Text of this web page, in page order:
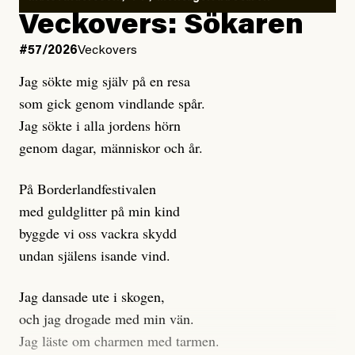
Kuhn och Sassarinis-McGowan hävdar att
Dagens ETC arbetar med ”opålitliga källor” för att
klickbete är inte intressant för Dagens ETC.
Journalistiken är låst. En klatschig men korrekt rubrik
gör förhoppningsvis att en nyfiken beställer
prenumeration, men den avslutas sekunder senare om
dessa granskningar på olika källor, alltifrån domar till
en mängd intervjupersoner, inklusive generös
möjlighet att bemöta för såväl personen vars motiv att
engagera sig i Palestinarörelsen ifrågasätts som de
grupper där Säpo-resursen samlade in uppgifter.
Researchen är grundlig.
Veckovers: Sökaren
#57/2026Veckovers
Jag sökte mig själv på en resa
som gick genom vindlande spår.
Jag sökte i alla jordens hörn
genom dagar, människor och år.
På Borderlandfestivalen
med guldglitter på min kind
byggde vi oss vackra skydd
undan själens isande vind.
Jag dansade ute i skogen,
och jag drogade med min vän.
Jag läste om charmen med tarmen.